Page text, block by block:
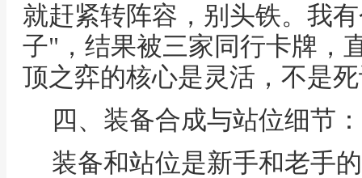
就赶紧转阵容，别头铁。我
子"，结果被三家同行卡牌，
顶之弈的核心是灵活，不是
四、装备合成与站位细节
装备和站位是新手和老手